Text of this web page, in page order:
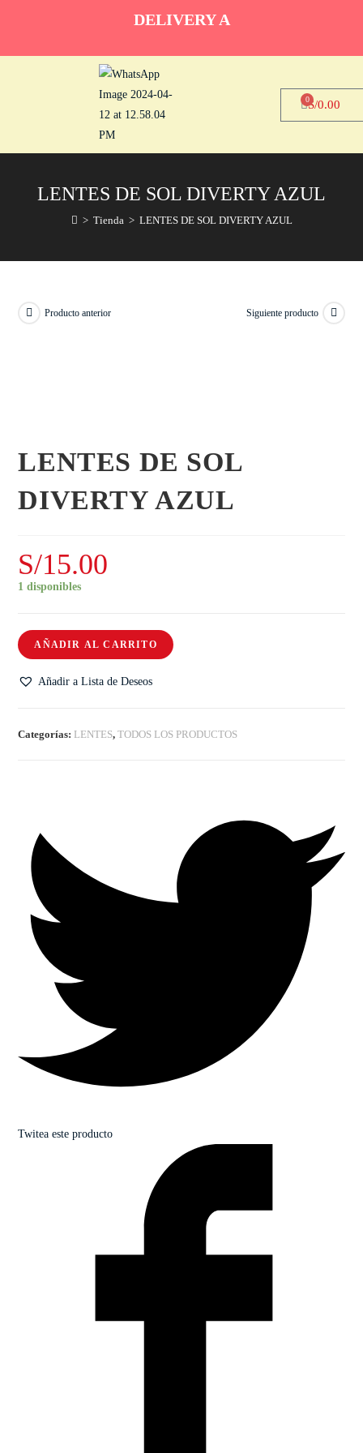
DELIVERY A
S/0.00
0
LENTES DE SOL DIVERTY AZUL
> Tienda > LENTES DE SOL DIVERTY AZUL
Producto anterior Siguiente producto
LENTES DE SOL
DIVERTY AZUL
S/15.00
1 disponibles
AÑADIR AL CARRITO
Añadir a Lista de Deseos
Categorías: LENTES,TODOS LOS PRODUCTOS
Twitea este producto